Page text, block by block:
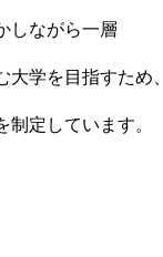
しながら一層
学を目指すため、
定しています。